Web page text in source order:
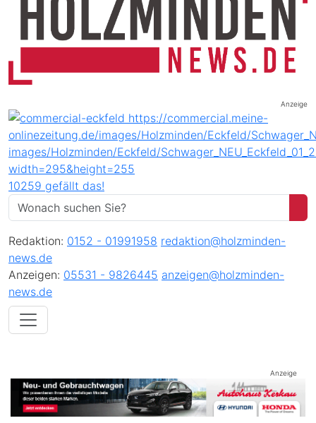
Anzeige
10259 gefällt das!
Redaktion: 0152 - 01991958 redaktion@holzminden-
news.de
Anzeigen: 05531 - 9826445 anzeigen@holzminden-
news.de
Anzeige